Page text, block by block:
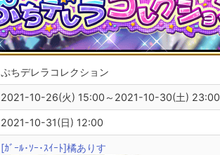
ぷちデレラコレクション
2021-10-26(火) 15:00～2021-10-30(土) 23:00
2021-10-31(日) 12:00
[ｶﾞｰﾙ･ｿｰ･ｽｲｰﾄ]橘ありす